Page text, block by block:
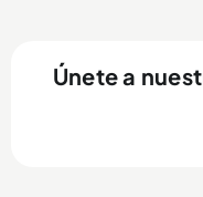
Únete a